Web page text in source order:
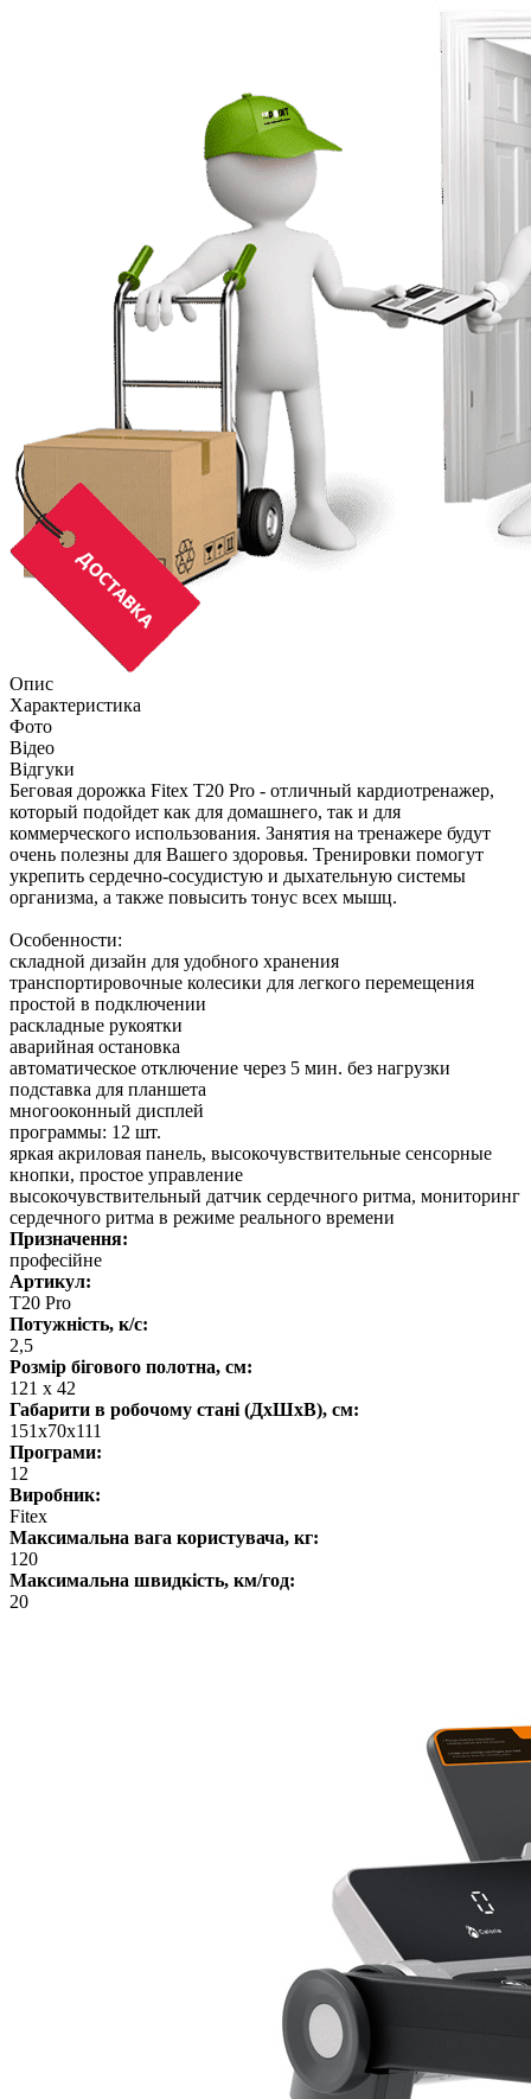
Опис
Характеристика
Фото
Відео
Відгуки
Беговая дорожка Fitex T20 Pro - отличный кардиотренажер,
который подойдет как для домашнего, так и для
коммерческого использования. Занятия на тренажере будут
очень полезны для Вашего здоровья. Тренировки помогут
укрепить сердечно-сосудистую и дыхательную системы
организма, а также повысить тонус всех мышц.
Особенности:
складной дизайн для удобного хранения
транспортировочные колесики для легкого перемещения
простой в подключении
раскладные рукоятки
аварийная остановка
автоматическое отключение через 5 мин. без нагрузки
подставка для планшета
многооконный дисплей
программы: 12 шт.
яркая акриловая панель, высокочувствительные сенсорные
кнопки, простое управление
высокочувствительный датчик сердечного ритма, мониторинг
сердечного ритма в режиме реального времени
Призначення:
професійне
Артикул:
T20 Pro
Потужність, к/с:
2,5
Розмір бігового полотна, см:
121 х 42
Габарити в робочому стані (ДхШхВ), см:
151х70х111
Програми:
12
Виробник:
Fitex
Максимальна вага користувача, кг:
120
Максимальна швидкість, км/год:
20